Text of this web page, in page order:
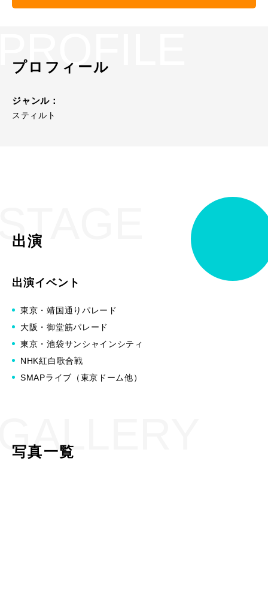
プロフィール
ジャンル：
スティルト
出演
出演イベント
東京・靖国通りパレード
大阪・御堂筋パレード
東京・池袋サンシャインシティ
NHK紅白歌合戦
SMAPライブ（東京ドーム他）
写真一覧